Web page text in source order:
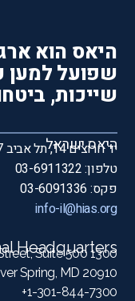
היאס הוא
שפועל למען
שייכות,
היאס ישראל
יד חרוצים 14, תל אביב 6770007
טלפון: 03-6911322
פקס: 03-6091336
info-il@hias.org
Headquarters
1300 Spring Street, Suite 500
Spring, MD 20910
1-301-844-7300+